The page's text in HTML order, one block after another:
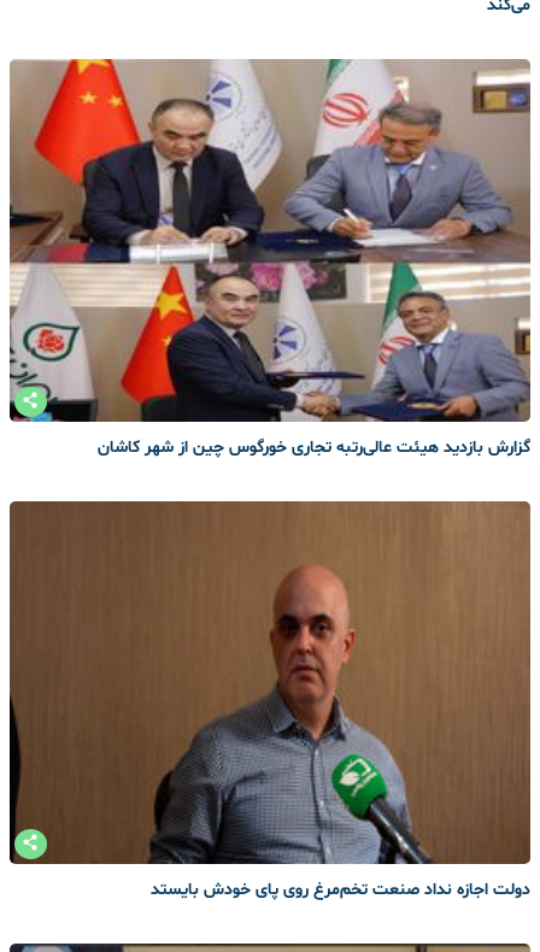
می‌کند
گزارش بازدید هیئت عالی‌رتبه تجاری خورگوس چین از شهر کاشان
دولت اجازه نداد صنعت تخم‌مرغ روی پای خودش بایستد